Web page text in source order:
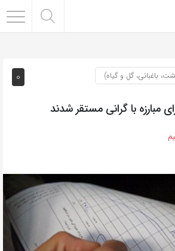
0 باغبانی، گل و گیاه)
با گرانی مستقر شدند